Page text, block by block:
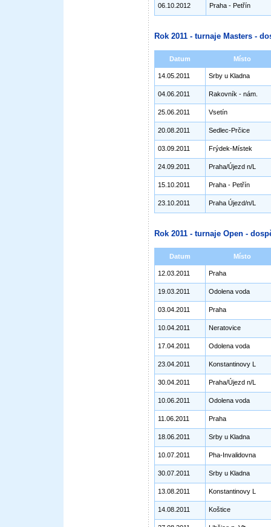
06.10.2012 Praha - Petřín
Rok 2011 - turnaje Masters -
Datum Místo
14.05.2011 Srby u Kladna
04.06.2011 Rakovník - nám.
25.06.2011 Vsetín
20.08.2011 Sedlec-Prčice
03.09.2011 Frýdek-Místek
24.09.2011 Praha/Újezd n/L
15.10.2011 Praha - Petřín
23.10.2011 Praha Újezd/n/L
Rok 2011 - turnaje Open -
Datum Místo
12.03.2011 Praha
19.03.2011 Odolena voda
03.04.2011 Praha
10.04.2011 Neratovice
17.04.2011 Odolena voda
23.04.2011 Konstantinovy L
30.04.2011 Praha/Újezd n/L
10.06.2011 Odolena voda
11.06.2011 Praha
18.06.2011 Srby u Kladna
10.07.2011 Pha-Invalidovna
30.07.2011 Srby u Kladna
13.08.2011 Konstantinovy L
14.08.2011 Koštice